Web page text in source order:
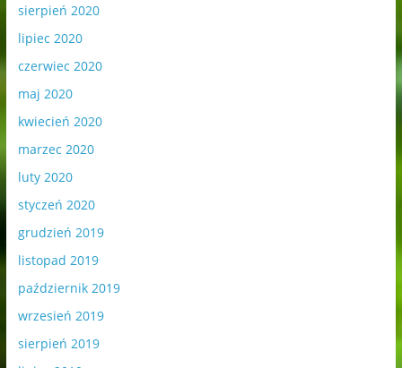
sierpień 2020
lipiec 2020
czerwiec 2020
maj 2020
kwiecień 2020
marzec 2020
luty 2020
styczeń 2020
grudzień 2019
listopad 2019
październik 2019
wrzesień 2019
sierpień 2019